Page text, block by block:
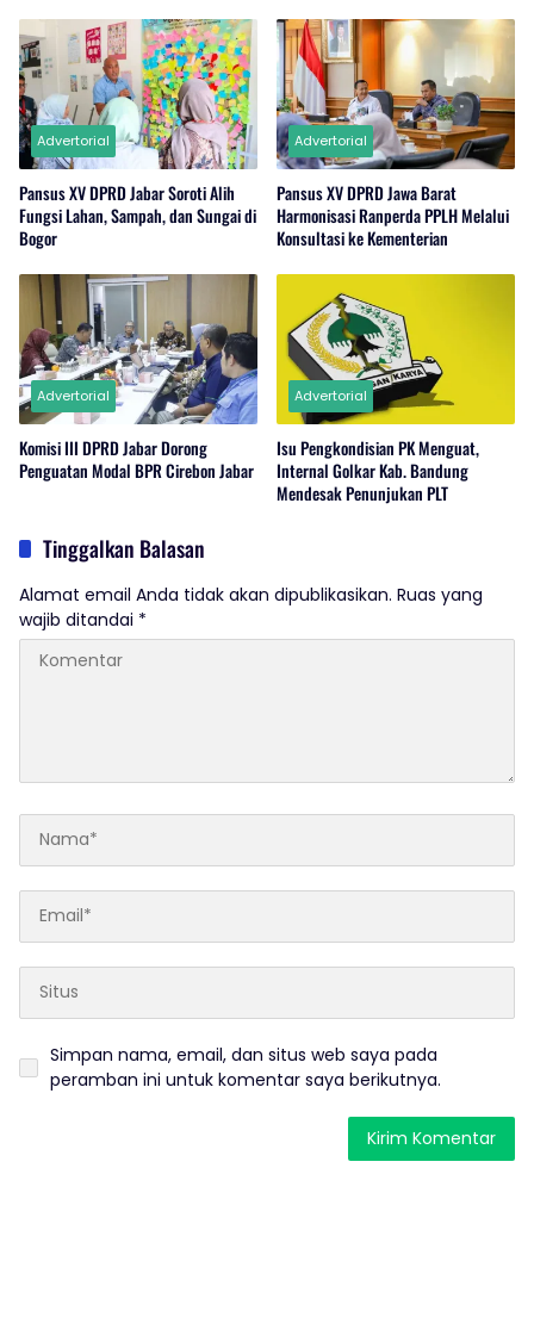
Advertorial
Pansus XV DPRD Jabar Soroti Alih
Fungsi Lahan, Sampah, dan Sungai di
Bogor
Advertorial
Pansus XV DPRD Jawa Barat
Harmonisasi Ranperda PPLH Melalui
Konsultasi ke Kementerian
Advertorial
Komisi III DPRD Jabar Dorong
Penguatan Modal BPR Cirebon Jabar
Advertorial
Isu Pengkondisian PK Menguat,
Internal Golkar Kab. Bandung
Mendesak Penunjukan PLT
Tinggalkan Balasan
Alamat email Anda tidak akan dipublikasikan. Ruas yang
wajib ditandai *
Simpan nama, email, dan situs web saya pada
peramban ini untuk komentar saya berikutnya.